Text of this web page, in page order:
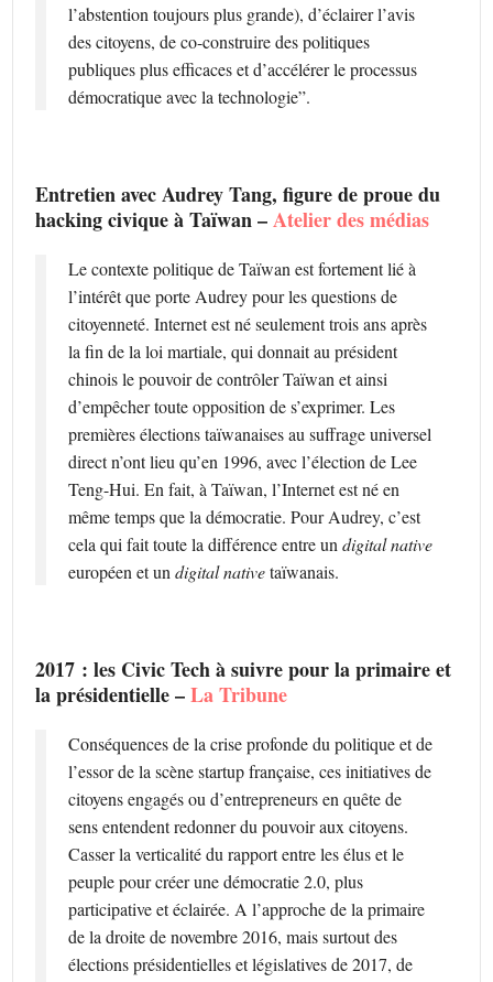
l’abstention toujours plus grande), d’éclairer l’avis
des citoyens, de co-construire des politiques
publiques plus efficaces et d’accélérer le processus
démocratique avec la technologie”.
Entretien avec Audrey Tang, figure de proue du
hacking civique à Taïwan –Atelier des médias
Le contexte politique de Taïwan est fortement lié à
l’intérêt que porte Audrey pour les questions de
citoyenneté. Internet est né seulement trois ans après
la fin de la loi martiale, qui donnait au président
chinois le pouvoir de contrôler Taïwan et ainsi
d’empêcher toute opposition de s’exprimer. Les
premières élections taïwanaises au suffrage universel
direct n’ont lieu qu’en 1996, avec l’élection de Lee
Teng-Hui. En fait, à Taïwan, l’Internet est né en
même temps que la démocratie. Pour Audrey, c’est
cela qui fait toute la différence entre undigital native
européen et undigital nativetaïwanais.
2017 : les Civic Tech à suivre pour la primaire et
la présidentielle –La Tribune
Conséquences de la crise profonde du politique et de
l’essor de la scène startup française, ces initiatives de
citoyens engagés ou d’entrepreneurs en quête de
sens entendent redonner du pouvoir aux citoyens.
Casser la verticalité du rapport entre les élus et le
peuple pour créer une démocratie 2.0, plus
participative et éclairée. A l’approche de la primaire
de la droite de novembre 2016, mais surtout des
élections présidentielles et législatives de 2017, de